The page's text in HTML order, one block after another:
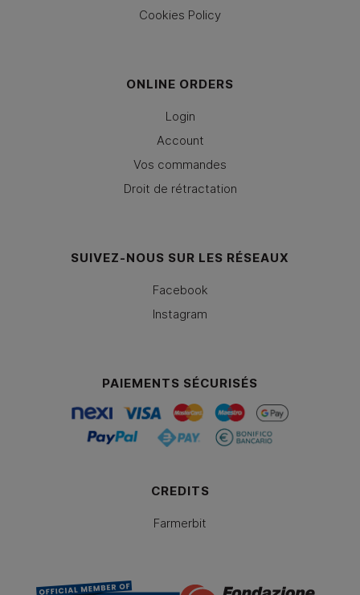
Cookies Policy
ONLINE ORDERS
Login
Account
Vos commandes
Droit de rétractation
SUIVEZ-NOUS SUR LES RÉSEAUX
Facebook
Instagram
PAIEMENTS SÉCURISÉS
CREDITS
Farmerbit